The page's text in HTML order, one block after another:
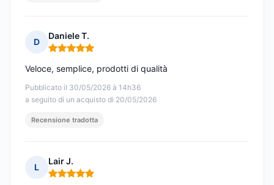
D
Daniele T.
Nota: 5 su 5
Pubblicato il 30/05/2026 à 14h36
a seguito di un acquisto di 20/05/2026
Veloce, semplice, prodotti di qualità
Recensione tradotta
L
Lair J.
Nota: 5 su 5